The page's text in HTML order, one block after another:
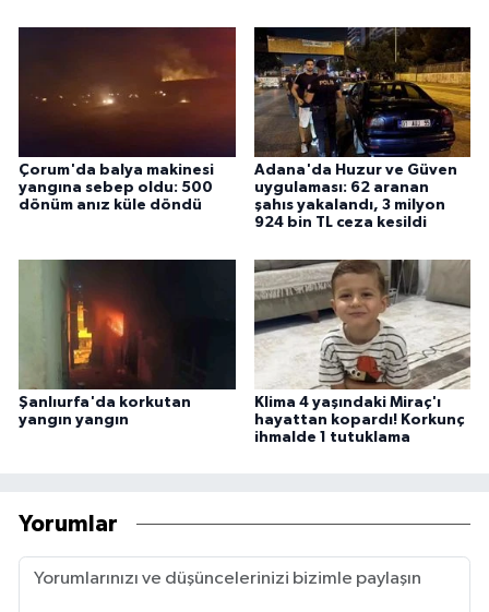
Çorum'da balya makinesi
yangına sebep oldu: 500
dönüm anız küle döndü
Adana'da Huzur ve Güven
uygulaması: 62 aranan
şahıs yakalandı, 3 milyon
924 bin TL ceza kesildi
Şanlıurfa'da korkutan
yangın yangın
Klima 4 yaşındaki Miraç'ı
hayattan kopardı! Korkunç
ihmalde 1 tutuklama
Yorumlar